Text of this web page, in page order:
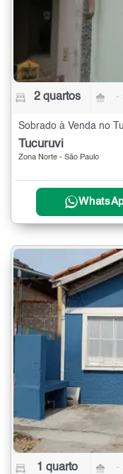
2 quartos -
Sobrado à Venda no
Tucuruvi
Zona Norte - São Paulo
1 quarto -